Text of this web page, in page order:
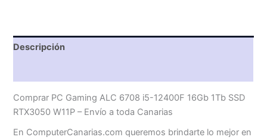
Descripción
Comprar PC Gaming ALC 6708 i5-12400F 16Gb 1Tb SSD
RTX3050 W11P – Envío a toda Canarias
En ComputerCanarias.com queremos brindarte lo mejor en